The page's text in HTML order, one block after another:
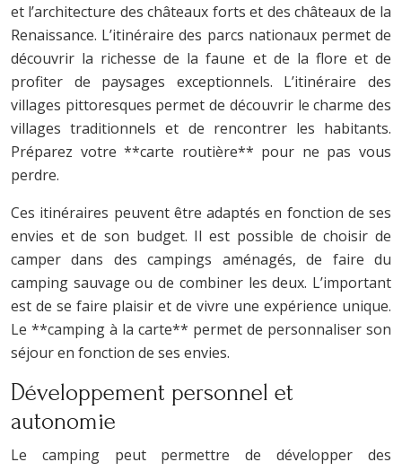
et l’architecture des châteaux forts et des châteaux de la
Renaissance. L’itinéraire des parcs nationaux permet de
découvrir la richesse de la faune et de la flore et de
profiter de paysages exceptionnels. L’itinéraire des
villages pittoresques permet de découvrir le charme des
villages traditionnels et de rencontrer les habitants.
Préparez votre **carte routière** pour ne pas vous
perdre.
Ces itinéraires peuvent être adaptés en fonction de ses
envies et de son budget. Il est possible de choisir de
camper dans des campings aménagés, de faire du
camping sauvage ou de combiner les deux. L’important
est de se faire plaisir et de vivre une expérience unique.
Le **camping à la carte** permet de personnaliser son
séjour en fonction de ses envies.
Développement personnel et
autonomie
Le camping peut permettre de développer des